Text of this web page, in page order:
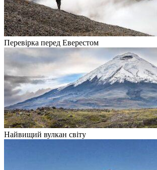
Перевірка перед Еверестом
Найвищий вулкан світу